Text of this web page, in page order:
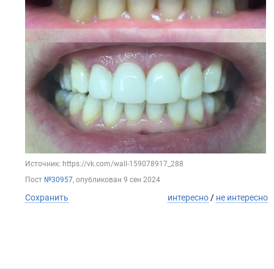
Источник: https://vk.com/wall-159078917_288
Пост №30957, опубликован 9 сен 2024
Сохранить интересно / не интересно